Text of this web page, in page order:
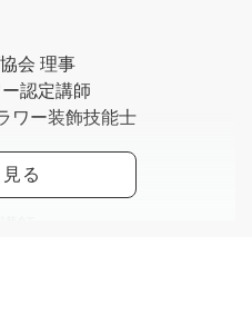
会 理事
認定講師
ワー装飾技能士